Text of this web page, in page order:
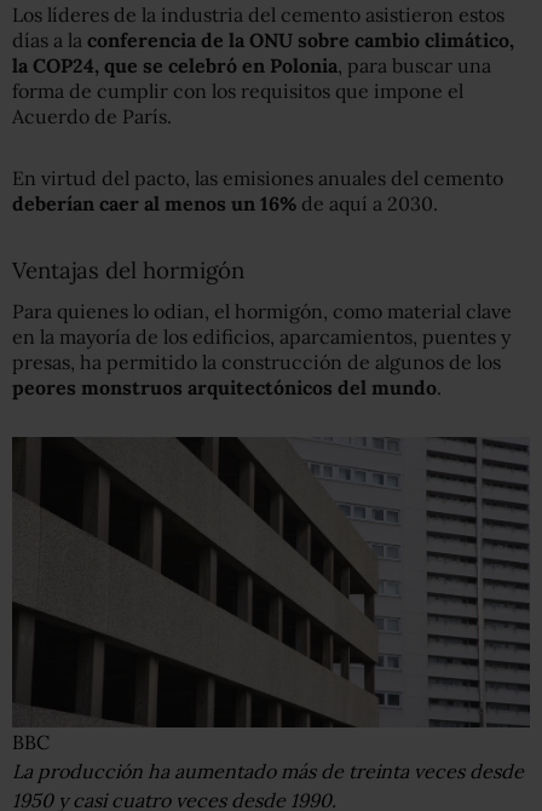
Los líderes de la industria del cemento asistieron estos
días a la conferencia de la ONU sobre cambio climático,
la COP24, que se celebró en Polonia , para buscar una
forma de cumplir con los requisitos que impone el
Acuerdo de París.
En virtud del pacto, las emisiones anuales del cemento
deberían caer al menos un 16% de aquí a 2030.
Ventajas del hormigón
Para quienes lo odian, el hormigón, como material clave
en la mayoría de los edificios, aparcamientos, puentes y
presas, ha permitido la construcción de algunos de los
peores monstruos arquitectónicos del mundo.
BBC
La producción ha aumentado más de treinta veces desde
1950 y casi cuatro veces desde 1990.